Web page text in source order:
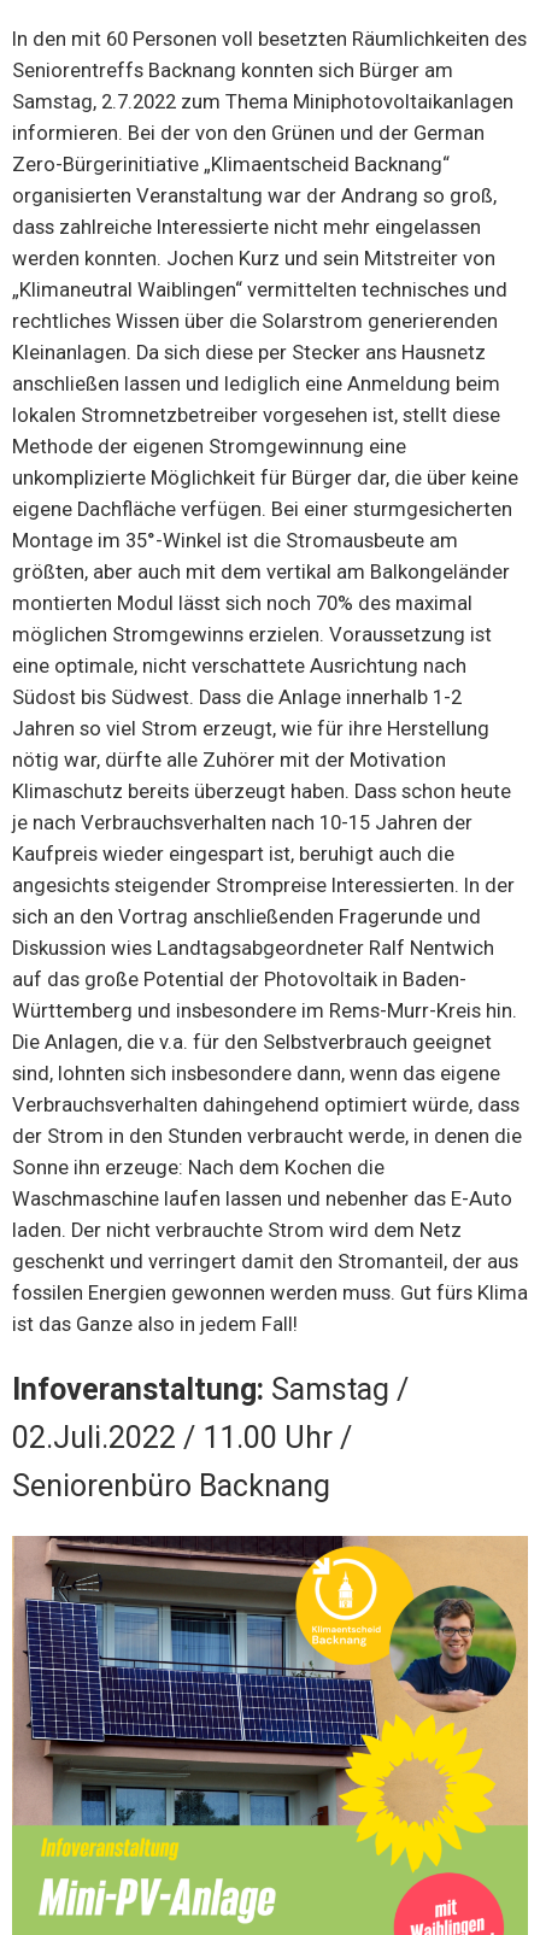
In den mit 60 Personen voll besetzten Räumlichkeiten des
Seniorentreffs Backnang konnten sich Bürger am
Samstag, 2.7.2022 zum Thema Miniphotovoltaikanlagen
informieren. Bei der von den Grünen und der German
Zero-Bürgerinitiative „Klimaentscheid Backnang“
organisierten Veranstaltung war der Andrang so groß,
dass zahlreiche Interessierte nicht mehr eingelassen
werden konnten. Jochen Kurz und sein Mitstreiter von
„Klimaneutral Waiblingen“ vermittelten technisches und
rechtliches Wissen über die Solarstrom generierenden
Kleinanlagen. Da sich diese per Stecker ans Hausnetz
anschließen lassen und lediglich eine Anmeldung beim
lokalen Stromnetzbetreiber vorgesehen ist, stellt diese
Methode der eigenen Stromgewinnung eine
unkomplizierte Möglichkeit für Bürger dar, die über keine
eigene Dachfläche verfügen. Bei einer sturmgesicherten
Montage im 35°-Winkel ist die Stromausbeute am
größten, aber auch mit dem vertikal am Balkongeländer
montierten Modul lässt sich noch 70% des maximal
möglichen Stromgewinns erzielen. Voraussetzung ist
eine optimale, nicht verschattete Ausrichtung nach
Südost bis Südwest. Dass die Anlage innerhalb 1-2
Jahren so viel Strom erzeugt, wie für ihre Herstellung
nötig war, dürfte alle Zuhörer mit der Motivation
Klimaschutz bereits überzeugt haben. Dass schon heute
je nach Verbrauchsverhalten nach 10-15 Jahren der
Kaufpreis wieder eingespart ist, beruhigt auch die
angesichts steigender Strompreise Interessierten. In der
sich an den Vortrag anschließenden Fragerunde und
Diskussion wies Landtagsabgeordneter Ralf Nentwich
auf das große Potential der Photovoltaik in Baden-
Württemberg und insbesondere im Rems-Murr-Kreis hin.
Die Anlagen, die v.a. für den Selbstverbrauch geeignet
sind, lohnten sich insbesondere dann, wenn das eigene
Verbrauchsverhalten dahingehend optimiert würde, dass
der Strom in den Stunden verbraucht werde, in denen die
Sonne ihn erzeuge: Nach dem Kochen die
Waschmaschine laufen lassen und nebenher das E-Auto
laden. Der nicht verbrauchte Strom wird dem Netz
geschenkt und verringert damit den Stromanteil, der aus
fossilen Energien gewonnen werden muss. Gut fürs Klima
ist das Ganze also in jedem Fall!
Infoveranstaltung: Samstag /
02.Juli.2022 / 11.00 Uhr /
Seniorenbüro Backnang